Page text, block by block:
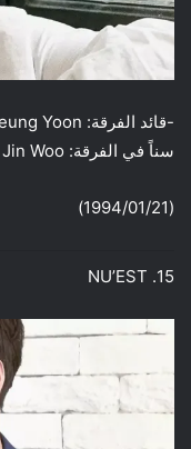
سناً في الفرقة: Kim Jin Woo
(1994/01/21) (1991/09/26)
15. NU’EST